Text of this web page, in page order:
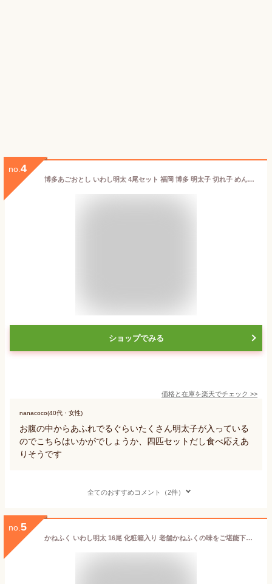
no. 4
博多あごおとし いわし明太 4尾セット 福岡 博多 明太子 切れ子 めんたいこ 辛子めんたいこ たらこ 切れ子 ご飯のお供 おつまみ 九州 お取り寄せ グルメ ギフト プレゼント 贈り物 送料無料 内祝い お祝い 御礼 お歳暮 御歳暮
ショップでみる
価格と在庫を楽天でチェック >>
nanacoco(40代・女性)
お腹の中からあふれでるぐらいたくさん明太子が入っている
のでこちらはいかがでしょうか、四匹セットだし食べ応えあ
りそうです
全てのおすすめコメント（2件）
no. 5
かねふく いわし明太 16尾 化粧箱入り 老舗かねふくの味をご堪能下さい。化粧箱入りでギフトに最適 鰯 イワシ 明太子 めんたいこ 九州名産品 辛子明太子 辛子めんたいこ かねふく 福岡 築地市場 豊洲市場 レシピ ギフト